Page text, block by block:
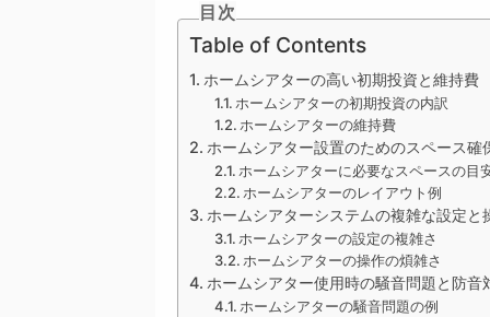
目次
Table of Contents
ホームシアターの高い初期投資と維持費
ホームシアターの初期投資の内訳
ホームシアターの維持費
ホームシアター設置のためのスペース確
ホームシアターに必要なスペースの目
ホームシアターのレイアウト例
ホームシアターシステムの複雑な設定と
ホームシアターの設定の複雑さ
ホームシアターの操作の煩雑さ
ホームシアター使用時の騒音問題と防音
ホームシアターの騒音問題の例